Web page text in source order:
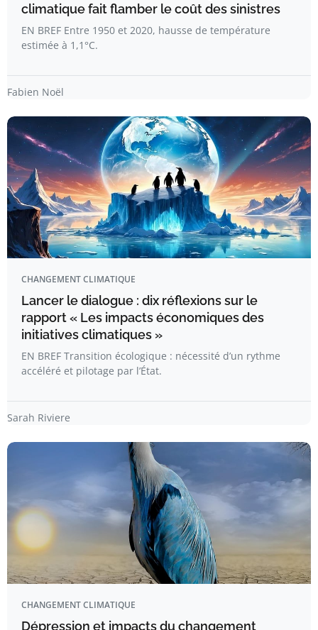
climatique fait flamber le coût des sinistres
EN BREF Entre 1950 et 2020, hausse de température
estimée à 1,1°C.
Fabien Noël
CHANGEMENT CLIMATIQUE
Lancer le dialogue : dix réflexions sur le
rapport « Les impacts économiques des
initiatives climatiques »
EN BREF Transition écologique : nécessité d’un rythme
accéléré et pilotage par l’État.
Sarah Riviere
CHANGEMENT CLIMATIQUE
Dépression et impacts du changement